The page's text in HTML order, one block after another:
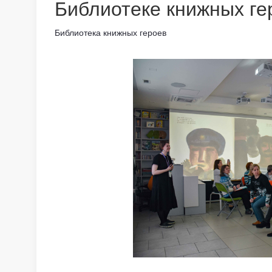
Библиотеке книжных
Библиотека книжных героев